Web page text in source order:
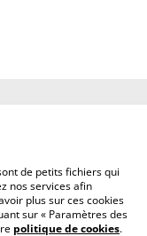
de petits fichiers qui
nos services afin
plus sur ces cookies
sur « Paramètres des
politique de cookies.